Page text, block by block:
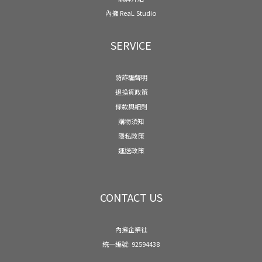
內擁 ReaL Studio
SERVICE
防詐騙聲明
退換貨政策
條款與細則
購物須知
隱私政策
運送政策
CONTACT US
內擁企業社
統一編號: 92594438